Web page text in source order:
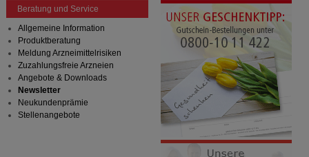
Beratung und Service
Allgemeine Information
Produktberatung
Meldung Arzneimittelrisiken
Zuzahlungsfreie Arzneien
Angebote & Downloads
Newsletter
Neukundenprämie
Stellenangebote